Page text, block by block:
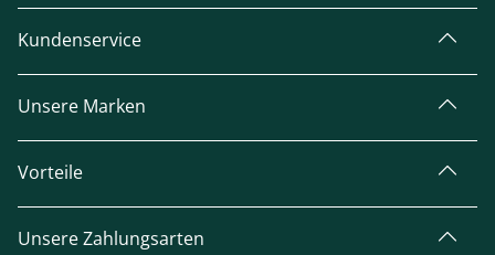
Kundenservice
Unsere Marken
Vorteile
Unsere Zahlungsarten